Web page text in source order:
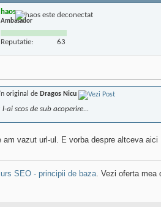
haos
Ambasador
Reputatie: 63
original de Dragos Nicu
l-ai scos de sub acoperire...
am vazut url-ul. E vorba despre altceva aici
SEO - principii de baza. Vezi oferta mea